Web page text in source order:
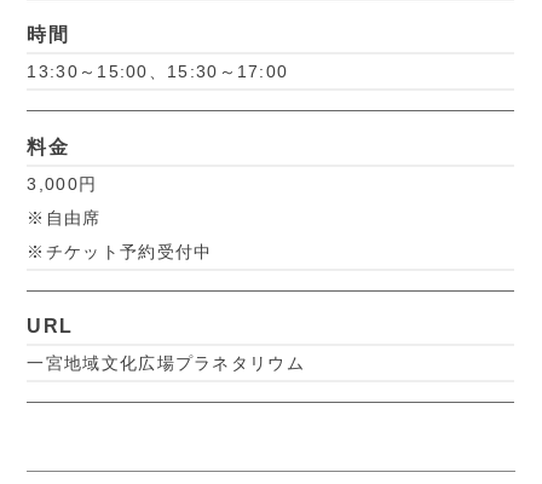
時間
13:30～15:00、15:30～17:00
料金
3,000円
※自由席
※チケット予約受付中
URL
一宮地域文化広場プラネタリウム